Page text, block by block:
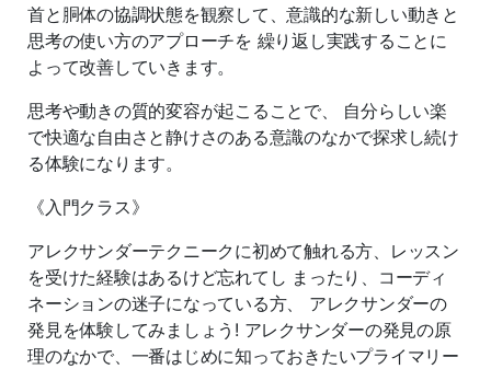
首と胴体の協調状態を観察して、意識的な新しい動きと
思考の使い方のアプローチを 繰り返し実践することに
よって改善していきます。
思考や動きの質的変容が起こることで、 自分らしい楽
で快適な自由さと静けさのある意識のなかで探求し続け
る体験になります。
《入門クラス》
アレクサンダーテクニークに初めて触れる方、レッスン
を受けた経験はあるけど忘れてし まったり、コーディ
ネーションの迷子になっている方、 アレクサンダーの
発見を体験してみましょう! アレクサンダーの発見の原
理のなかで、一番はじめに知っておきたいプライマリー